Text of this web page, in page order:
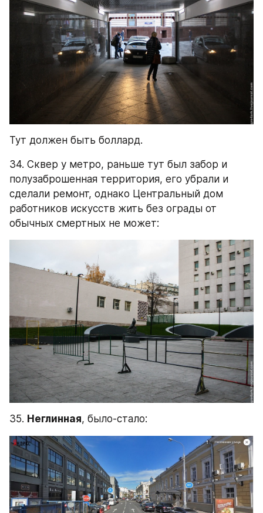
Тут должен быть боллард.
34. Сквер у метро, раньше тут был забор и
полузаброшенная территория, его убрали и
сделали ремонт, однако Центральный дом
работников искусств жить без ограды от
обычных смертных не может:
35. Неглинная, было-стало: